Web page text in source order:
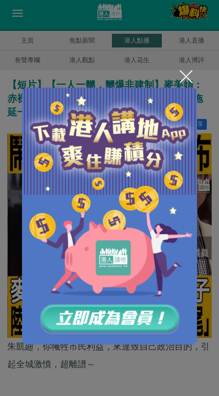
主頁 焦點新聞 港人點播 港人直播
有聲專欄 港人觀點 港人花生 港人博評
【短片】【一人一嬲，嬲爆非建制】麥美娟：
赤裸裸睇到佢哋點樣用議事規則漏洞拉布、拖
延一兩地檢、如何對得起香港市民
分享
讚好 0
朱凱廸，你犧牲市民利益，來達致自己政治目的，引
起全城激憤，超離譜～